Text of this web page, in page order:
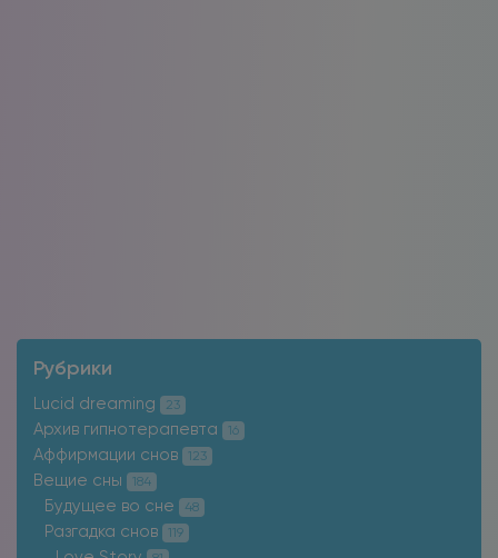
Рубрики
Lucid dreaming 23
Архив гипнотерапевта 16
Аффирмации снов 123
Вещие сны 184
Будущее во сне 48
Разгадка снов 119